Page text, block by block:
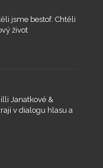
jsme bestof. Chtěli
život
Janatkové &
v dialogu hlasu a